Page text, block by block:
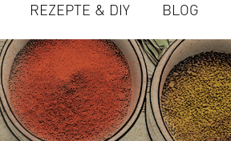
REZEPTE & DIY BLOG